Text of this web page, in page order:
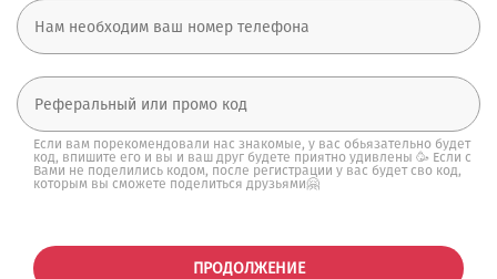
Если вам порекомендовали нас знакомые, у вас обьязательно будет
код, впишите его и вы и ваш друг будете приятно удивлены 🥳 Если с
Вами не поделились кодом, после регистрации у вас будет сво код,
которым вы сможете поделиться друзьями🤗
ПРОДОЛЖЕНИЕ